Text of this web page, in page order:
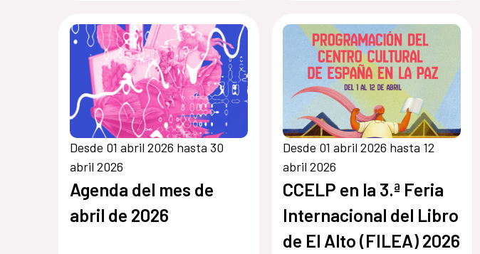
Desde 01 abril 2026 hasta 30
abril 2026
Agenda del mes de
abril de 2026
Desde 01 abril 2026 hasta 12
abril 2026
CCELP en la 3.ª Feria
Internacional del Libro
de El Alto (FILEA) 2026